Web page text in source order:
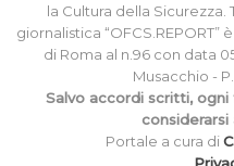
la Cultura della Sicurezza.
giornalistica
di Roma al n.96 con data
Musacchio -
Salvo accordi scritti,
Portale a cura di